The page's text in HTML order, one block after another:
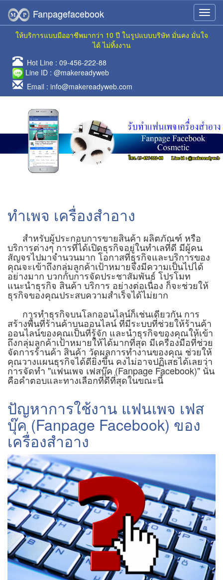
Fanpagefacebook
ให้บริการแบบมืออาชีพมากว่า 10 ปี ในรูปแบบบริษัท มั่นคง มั่นใจ
ได้ ไม่ทิ้งงาน
Hot Line : 09-456-222-88
Line ID : @makereadyweb
Email : info@makereadyweb.com
ทำเพจ เครื่องสำอาง
สำหรับผู้ประกอบการขายสินค้า ผลิตภัณฑ์ หรือ
บริการต่างๆ การที่ได้เปิดธุรกิจอยู่ในทำเลที่ดี มีผู้คน
สัญจรไปมาจำนวนมาก โอกาสที่ธุรกิจและบริการของ
คุณจะเข้าถึงกลุ่มลูกค้าเป้าหมายจึงมีความเป็นไปได้
อย่างมาก บวกกับการจัดประชาสัมพันธ์ โปรโมท
แนะนำธุรกิจ สินค้า บริการ อย่างต่อเนื่อง ก็จะช่วยให้
ธุรกิจของคุณประสบความสำเร็จได้ไม่ยาก
การทำธุรกิจบนโลกออนไลน์ก็เช่นเดียวกัน การ
สร้างพื้นที่ร้านค้าบนออนไลน์ ที่มีระบบที่ช่วยให้ร้านค้า
ออนไลน์ของคุณเป็นที่รู้จัก และนำธุรกิจของคุณให้เข้า
ถึงกลุ่มลูกค้าเป้าหมายให้ได้มากที่สุด มีเครื่องมือที่ช่วย
จัดการร้านค้า สินค้า วัดผลการทำงานของคุณ ช่วยให้
คุณวางแผนธุรกิจได้ดียิ่งขึ้น คงไม่อาจปฏิเสธได้เลยว่า
การจัดทำ "แฟนเพจ เฟสบุ๊ค (Fanpage Facebook)" นั่น
คือคำตอบและทางเลือกที่ดีที่สุดในขณะนี้
ปัญหาการใช้งาน แฟนเพจ เฟส
บุ๊ค (Fanpage Facebook) ของ
เครื่องสำอาง